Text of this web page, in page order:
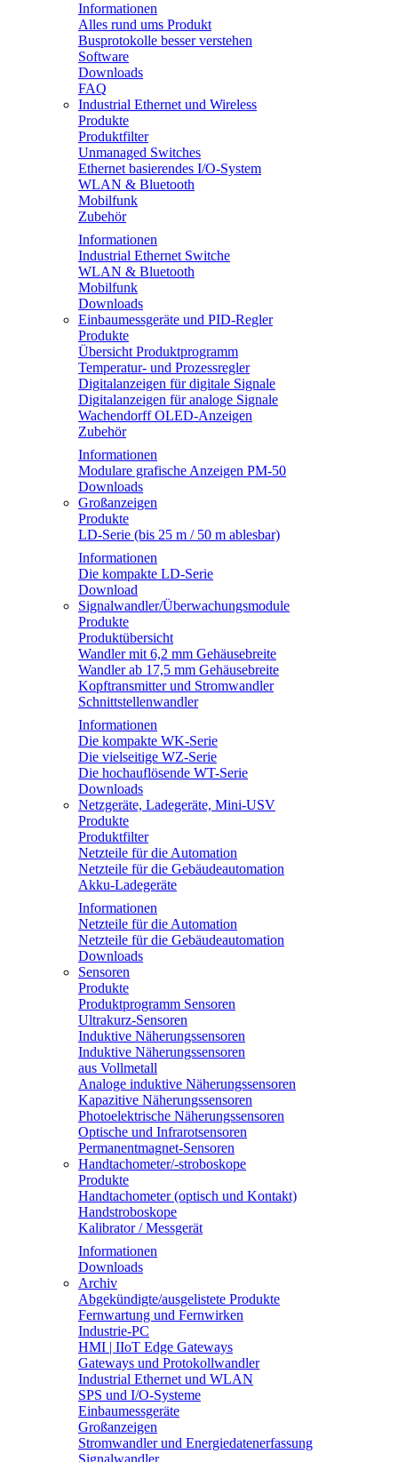
Informationen
Alles rund ums Produkt
Busprotokolle besser verstehen
Software
Downloads
FAQ
Industrial Ethernet und Wireless
Produkte
Produktfilter
Unmanaged Switches
Ethernet basierendes I/O-System
WLAN & Bluetooth
Mobilfunk
Zubehör
Informationen
Industrial Ethernet Switche
WLAN & Bluetooth
Mobilfunk
Downloads
Einbaumessgeräte und PID-Regler
Produkte
Übersicht Produktprogramm
Temperatur- und Prozessregler
Digitalanzeigen für digitale Signale
Digitalanzeigen für analoge Signale
Wachendorff OLED-Anzeigen
Zubehör
Informationen
Modulare grafische Anzeigen PM-50
Downloads
Großanzeigen
Produkte
LD-Serie (bis 25 m / 50 m ablesbar)
Informationen
Die kompakte LD-Serie
Download
Signalwandler/Überwachungsmodule
Produkte
Produktübersicht
Wandler mit 6,2 mm Gehäusebreite
Wandler ab 17,5 mm Gehäusebreite
Kopftransmitter und Stromwandler
Schnittstellenwandler
Informationen
Die kompakte WK-Serie
Die vielseitige WZ-Serie
Die hochauflösende WT-Serie
Downloads
Netzgeräte, Ladegeräte, Mini-USV
Produkte
Produktfilter
Netzteile für die Automation
Netzteile für die Gebäudeautomation
Akku-Ladegeräte
Informationen
Netzteile für die Automation
Netzteile für die Gebäudeautomation
Downloads
Sensoren
Produkte
Produktprogramm Sensoren
Ultrakurz-Sensoren
Induktive Näherungssensoren
Induktive Näherungssensoren
aus Vollmetall
Analoge induktive Näherungssensoren
Kapazitive Näherungssensoren
Photoelektrische Näherungssensoren
Optische und Infrarotsensoren
Permanentmagnet-Sensoren
Handtachometer/-stroboskope
Produkte
Handtachometer (optisch und Kontakt)
Handstroboskope
Kalibrator / Messgerät
Informationen
Downloads
Archiv
Abgekündigte/ausgelistete Produkte
Fernwartung und Fernwirken
Industrie-PC
HMI | IIoT Edge Gateways
Gateways und Protokollwandler
Industrial Ethernet und WLAN
SPS und I/O-Systeme
Einbaumessgeräte
Großanzeigen
Stromwandler und Energiedatenerfassung
Signalwandler